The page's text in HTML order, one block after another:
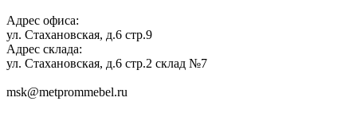
Адрес офиса:
ул. Стахановская, д.6 стр.9
Адрес склада:
ул. Стахановская, д.6 стр.2 склад №7
msk@metprommebel.ru